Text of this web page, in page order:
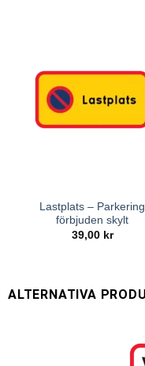
Lastplats – Parkering
förbjuden skylt
39,00 kr